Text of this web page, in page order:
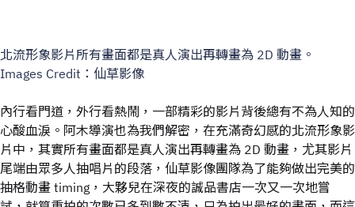
北流形象影片所有畫面都是真人演出再轉畫為 2D 動畫。
Images Credit：仙草影像
內行看門道，外行看熱鬧，一部精彩的影片背後總有不為人知的
心酸血淚。阿木導演也為我們解密，在充滿奇幻感的北流形象影
片中，其實所有畫面都是真人演出再轉畫為 2D 動畫，尤其影片
尾端由眾多人抽唱片的段落，仙草影像團隊為了能夠做出完美的
抽格動畫 timing，大夥兒在深夜的誠品書店一次又一次地嘗